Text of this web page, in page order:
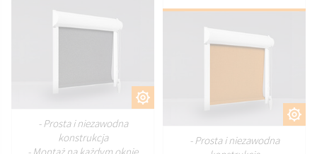
- Prosta i niezawodna
konstrukcja
- Montaż na każdym oknie
- Prosta i niezawodna